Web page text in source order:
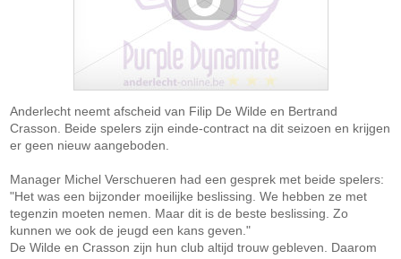
Anderlecht neemt afscheid van Filip De Wilde en Bertrand
Crasson. Beide spelers zijn einde-contract na dit seizoen en krijgen
er geen nieuw aangeboden.
Manager Michel Verschueren had een gesprek met beide spelers:
"Het was een bijzonder moeilijke beslissing. We hebben ze met
tegenzin moeten nemen. Maar dit is de beste beslissing. Zo
kunnen we ook de jeugd een kans geven."
De Wilde en Crasson zijn hun club altijd trouw gebleven. Daarom